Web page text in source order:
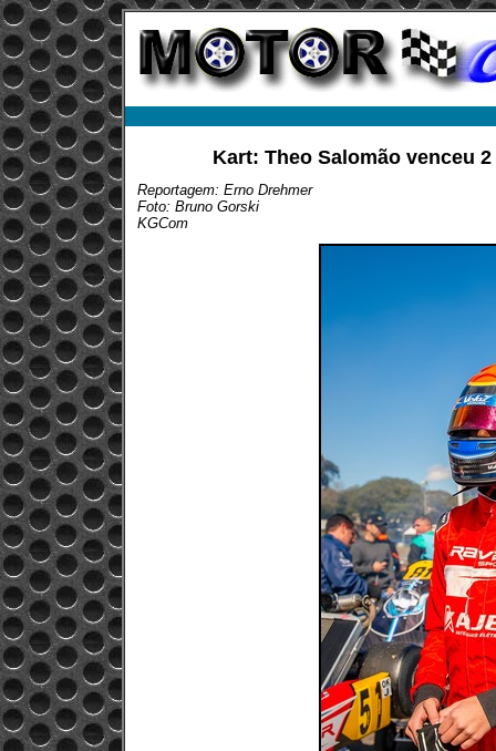
Kart: Theo Salomão venceu
Reportagem: Erno Drehmer
Foto: Bruno Gorski
KGCom